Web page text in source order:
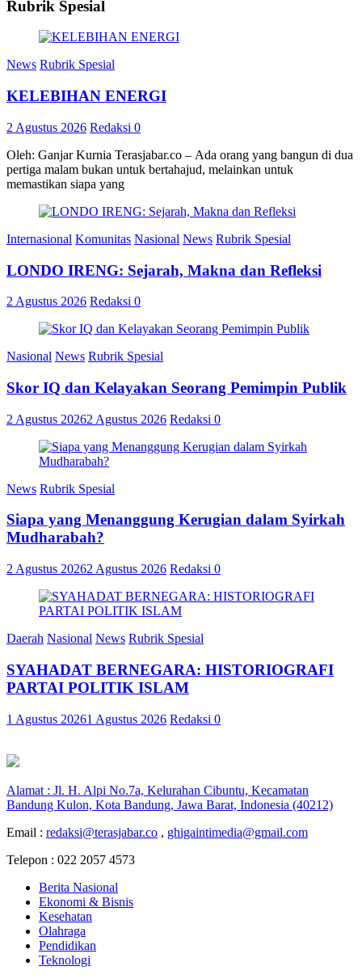
Rubrik Spesial
News Rubrik Spesial
KELEBIHAN ENERGI
2 Agustus 2026 Redaksi 0
Oleh: Ganjar Kurnia Terasjabar.co – Ada orang yang bangun di dua
pertiga malam bukan untuk bertahajud, melainkan untuk
memastikan siapa yang
Internasional Komunitas Nasional News Rubrik Spesial
LONDO IRENG: Sejarah, Makna dan Refleksi
2 Agustus 2026 Redaksi 0
Nasional News Rubrik Spesial
Skor IQ dan Kelayakan Seorang Pemimpin Publik
2 Agustus 20262 Agustus 2026 Redaksi 0
News Rubrik Spesial
Siapa yang Menanggung Kerugian dalam Syirkah
Mudharabah?
2 Agustus 20262 Agustus 2026 Redaksi 0
Daerah Nasional News Rubrik Spesial
SYAHADAT BERNEGARA: HISTORIOGRAFI
PARTAI POLITIK ISLAM
1 Agustus 20261 Agustus 2026 Redaksi 0
Alamat : Jl. H. Alpi No.7a, Kelurahan Cibuntu, Kecamatan
Bandung Kulon, Kota Bandung, Jawa Barat, Indonesia (40212)
Email : redaksi@terasjabar.co , ghigaintimedia@gmail.com
Telepon : 022 2057 4573
Berita Nasional
Ekonomi & Bisnis
Kesehatan
Olahraga
Pendidikan
Teknologi